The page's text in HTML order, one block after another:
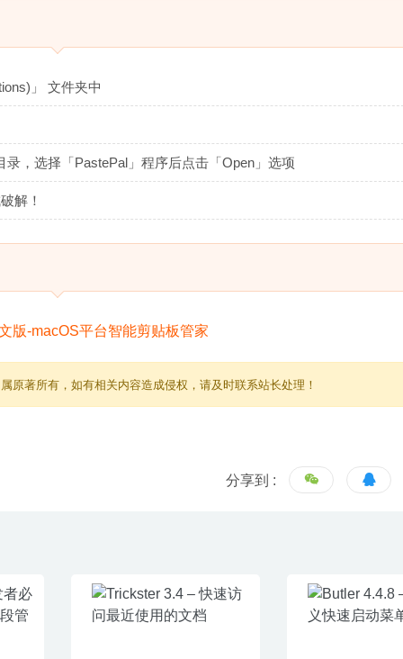
」 文件夹中
，选择「PastePal」程序后点击「Open」选项
解！
原著所有，如有相关内容造成侵权，请及时联系站长处理！
分享到 :